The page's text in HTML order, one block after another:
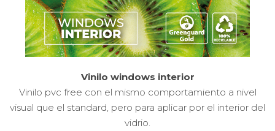
Vinilo windows interior
Vinilo pvc free con el mismo comportamiento a nivel
visual que el standard, pero para aplicar por el interior del
vidrio.